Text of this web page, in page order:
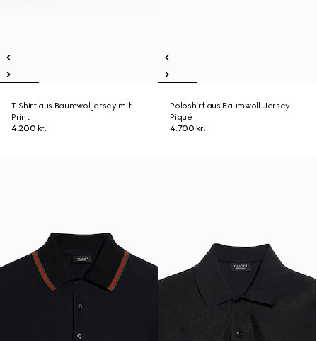
T-Shirt aus Baumwolljersey mit
Print
4.200 kr.
Poloshirt aus Baumwoll-Jersey-
Piqué
4.700 kr.